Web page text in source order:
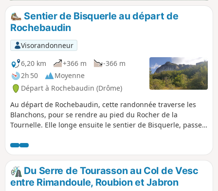
Sentier de Bisquerle au départ de
Rochebaudin
Visorandonneur
6,20 km
+366 m
-366 m
2h 50
Moyenne
Départ à Rochebaudin (Drôme)
Au départ de Rochebaudin, cette randonnée traverse les
Blanchons, pour se rendre au pied du Rocher de la
Tournelle. Elle longe ensuite le sentier de Bisquerle, passe
le GRP® de Dieulefit permettant de revenir au village par
un chemin forestier longeant le ravin du Viarrand.
Du Serre de Tourasson au Col de Vesc
entre Rimandoule, Roubion et Jabron